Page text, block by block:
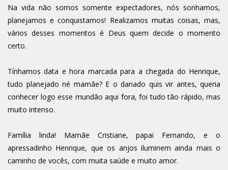
Na vida não somos somente expectadores, nós sonhamos,
planejamos e conquistamos! Realizamos muitas coisas, mas,
vários desses momentos é Deus quem decide o momento
certo.
Tínhamos data e hora marcada para a chegada do Henrique,
tudo planejado né mamãe? E o danado quis vir antes, queria
conhecer logo esse mundão aqui fora, foi tudo tão rápido, mas
muito intenso.
Família linda! Mamãe Cristiane, papai Fernando, e o
apressadinho Henrique, que os anjos iluminem ainda mais o
caminho de vocês, com muita saúde e muito amor.